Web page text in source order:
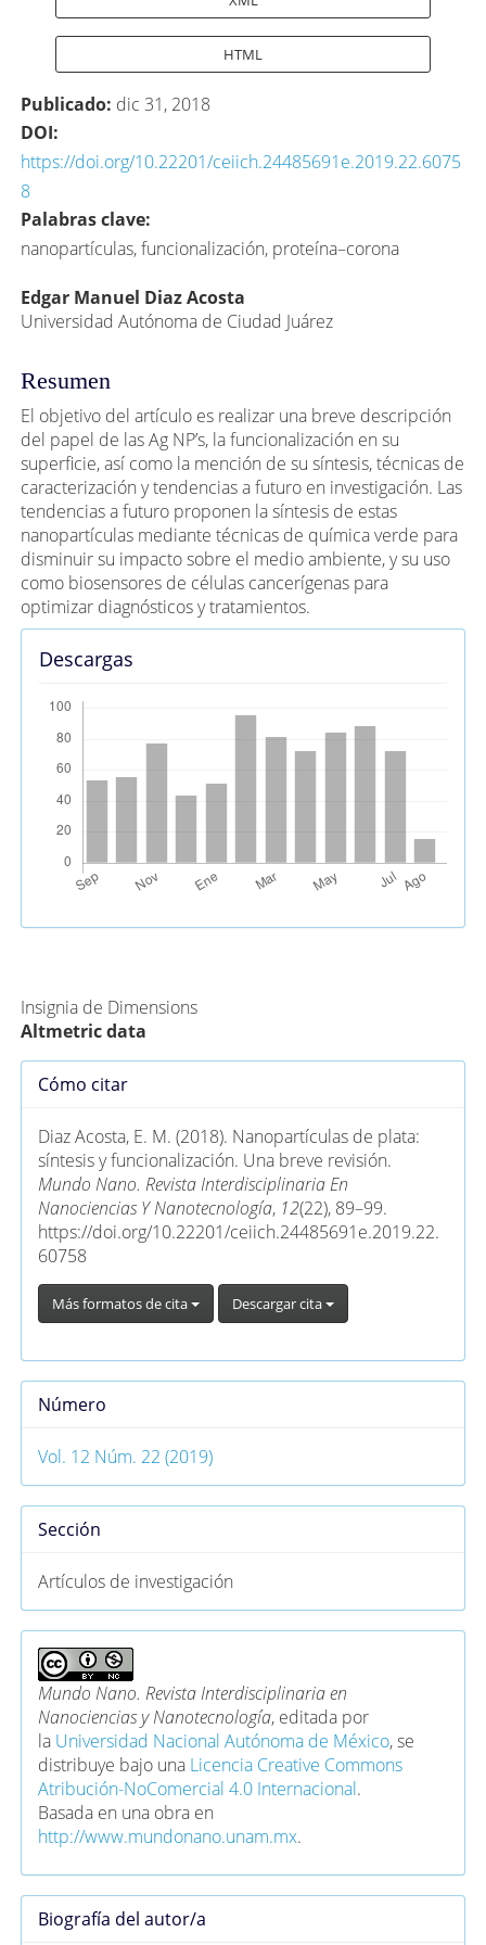
HTML
Publicado: dic 31, 2018
DOI:
https://doi.org/10.22201/ceiich.24485691e.2019.22.6075
8
Palabras clave:
nanopartículas, funcionalización, proteína–corona
Contenido
principal
del
artículo
Edgar Manuel Diaz Acosta
Universidad Autónoma de Ciudad Juárez
Resumen
El objetivo del artículo es realizar una breve descripción
del papel de las Ag NP’s, la funcionalización en su
superficie, así como la mención de su síntesis, técnicas de
caracterización y tendencias a futuro en investigación. Las
tendencias a futuro proponen la síntesis de estas
nanopartículas mediante técnicas de química verde para
disminuir su impacto sobre el medio ambiente, y su uso
como biosensores de células cancerígenas para
optimizar diagnósticos y tratamientos.
Descargas
Insignia de Dimensions
Altmetric data
Detalles
artículo
Cómo citar
Diaz Acosta, E. M. (2018). Nanopartículas de plata:
síntesis y funcionalización. Una breve revisión.
Mundo Nano. Revista Interdisciplinaria En
Nanociencias Y Nanotecnología, 12(22), 89–99.
https://doi.org/10.22201/ceiich.24485691e.2019.22.
60758
Más formatos de cita Descargar cita
Número
Vol. 12 Núm. 22 (2019)
Sección
Artículos de investigación
Mundo Nano. Revista Interdisciplinaria en
Nanociencias y Nanotecnología, editada por
la Universidad Nacional Autónoma de México, se
distribuye bajo una Licencia Creative Commons
Atribución-NoComercial 4.0 Internacional.
Basada en una obra en
http://www.mundonano.unam.mx.
Biografía del autor/a